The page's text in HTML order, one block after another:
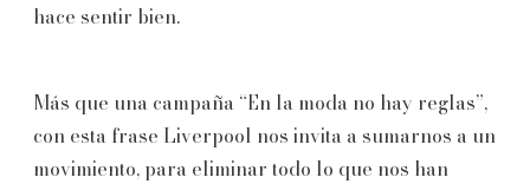
hace sentir bien.
Más que una campaña “En la moda no hay reglas”,
con esta frase Liverpool nos invita a sumarnos a un
movimiento, para eliminar todo lo que nos han